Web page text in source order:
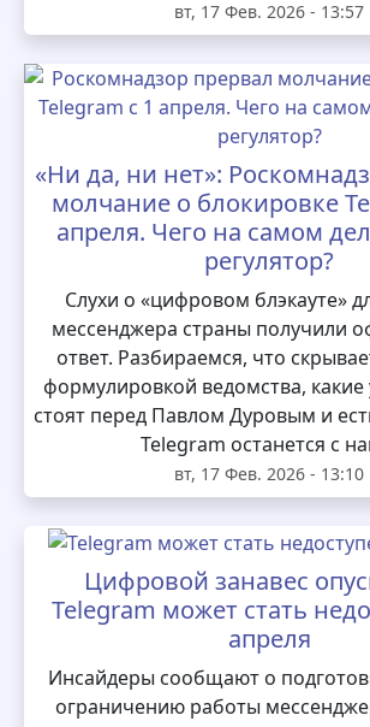
вт, 17 Фев. 2026 - 13:57
«Ни да, ни нет»:
молчание о блокировке
апреля. Чего на самом
регулятор?
Слухи о «цифровом блэкауте»
мессенджера страны получили
ответ. Разбираемся, что
формулировкой ведомства,
стоят перед Павлом Дуровым и
Telegram останется с
вт, 17 Фев. 2026 - 13:10
Цифровой занавес
Telegram может стать
апреля
Инсайдеры сообщают о
ограничению работы